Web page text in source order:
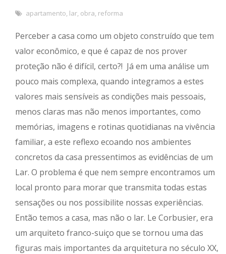
apartamento, lar, obra, reforma
Perceber a casa como um objeto construído que tem
valor econômico, e que é capaz de nos prover
proteção não é difícil, certo?! Já em uma análise um
pouco mais complexa, quando integramos a estes
valores mais sensíveis as condições mais pessoais,
menos claras mas não menos importantes, como
memórias, imagens e rotinas quotidianas na vivência
familiar, a este reflexo ecoando nos ambientes
concretos da casa pressentimos as evidências de um
Lar. O problema é que nem sempre encontramos um
local pronto para morar que transmita todas estas
sensações ou nos possibilite nossas experiências.
Então temos a casa, mas não o lar. Le Corbusier, era
um arquiteto franco-suiço que se tornou uma das
figuras mais importantes da arquitetura no século XX,